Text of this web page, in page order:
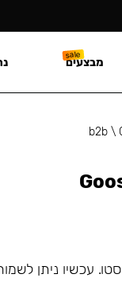
b2b \
עכשיו ניתן
מבצעים